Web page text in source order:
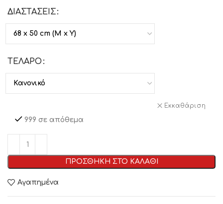
ΔΙΑΣΤΑΣΕΙΣ
ΤΕΛΑΡΟ
Εκκαθάριση
999 σε απόθεμα
ΠΡΟΣΘΗΚΗ ΣΤΟ ΚΑΛΑΘΙ
Αγαπημένα